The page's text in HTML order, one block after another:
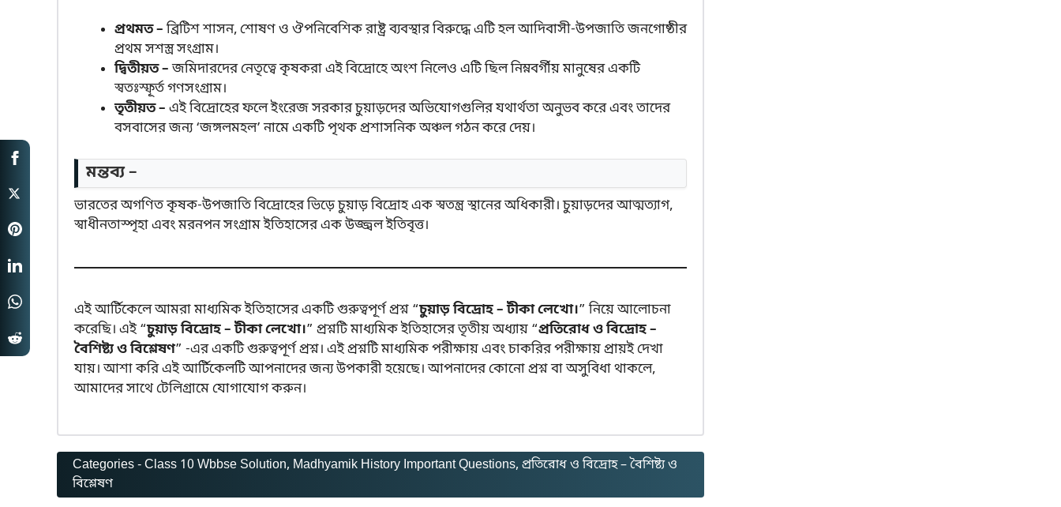
প্রথমত –ব্রিটিশ শাসন, শোষণ ও ঔপনিবেশিক রাষ্ট্র ব্যবস্থার বিরুদ্ধে এটি হল আদিবাসী-উপজাতি জনগোষ্ঠীর
প্রথম সশস্ত্র সংগ্রাম।
দ্বিতীয়ত –জমিদারদের নেতৃত্বে কৃষকরা এই বিদ্রোহে অংশ নিলেও এটি ছিল নিম্নবর্গীয় মানুষের একটি
স্বতঃস্ফূর্ত গণসংগ্রাম।
তৃতীয়ত – এই বিদ্রোহের ফলে ইংরেজ সরকার চুয়াড়দের অভিযোগগুলির যথার্থতা অনুভব করে এবং তাদের
বসবাসের জন্য ‘জঙ্গলমহল’ নামে একটি পৃথক প্রশাসনিক অঞ্চল গঠন করে দেয়।
মন্তব্য –
ভারতের অগণিত কৃষক-উপজাতি বিদ্রোহের ভিড়ে চুয়াড় বিদ্রোহ এক স্বতন্ত্র স্থানের অধিকারী। চুয়াড়দের আত্মত্যাগ,
স্বাধীনতাস্পৃহা এবং মরনপন সংগ্রাম ইতিহাসের এক উজ্জ্বল ইতিবৃত্ত।
এই আর্টিকেলে আমরা মাধ্যমিক ইতিহাসের একটি গুরুত্বপূর্ণ প্রশ্ন “চুয়াড় বিদ্রোহ – টীকা লেখো।” নিয়ে আলোচনা
করেছি। এই “চুয়াড় বিদ্রোহ – টীকা লেখো।” প্রশ্নটি মাধ্যমিক ইতিহাসের তৃতীয় অধ্যায় “প্রতিরোধ ও বিদ্রোহ –
বৈশিষ্ট্য ও বিশ্লেষণ” -এর একটি গুরুত্বপূর্ণ প্রশ্ন। এই প্রশ্নটি মাধ্যমিক পরীক্ষায় এবং চাকরির পরীক্ষায় প্রায়ই দেখা
যায়। আশা করি এই আর্টিকেলটি আপনাদের জন্য উপকারী হয়েছে। আপনাদের কোনো প্রশ্ন বা অসুবিধা থাকলে,
আমাদের সাথে টেলিগ্রামে যোগাযোগ করুন।
Categories -Class 10 Wbbse Solution, Madhyamik History Important Questions, প্রতিরোধ ও বিদ্রোহ – বৈশিষ্ট্য ও
বিশ্লেষণ